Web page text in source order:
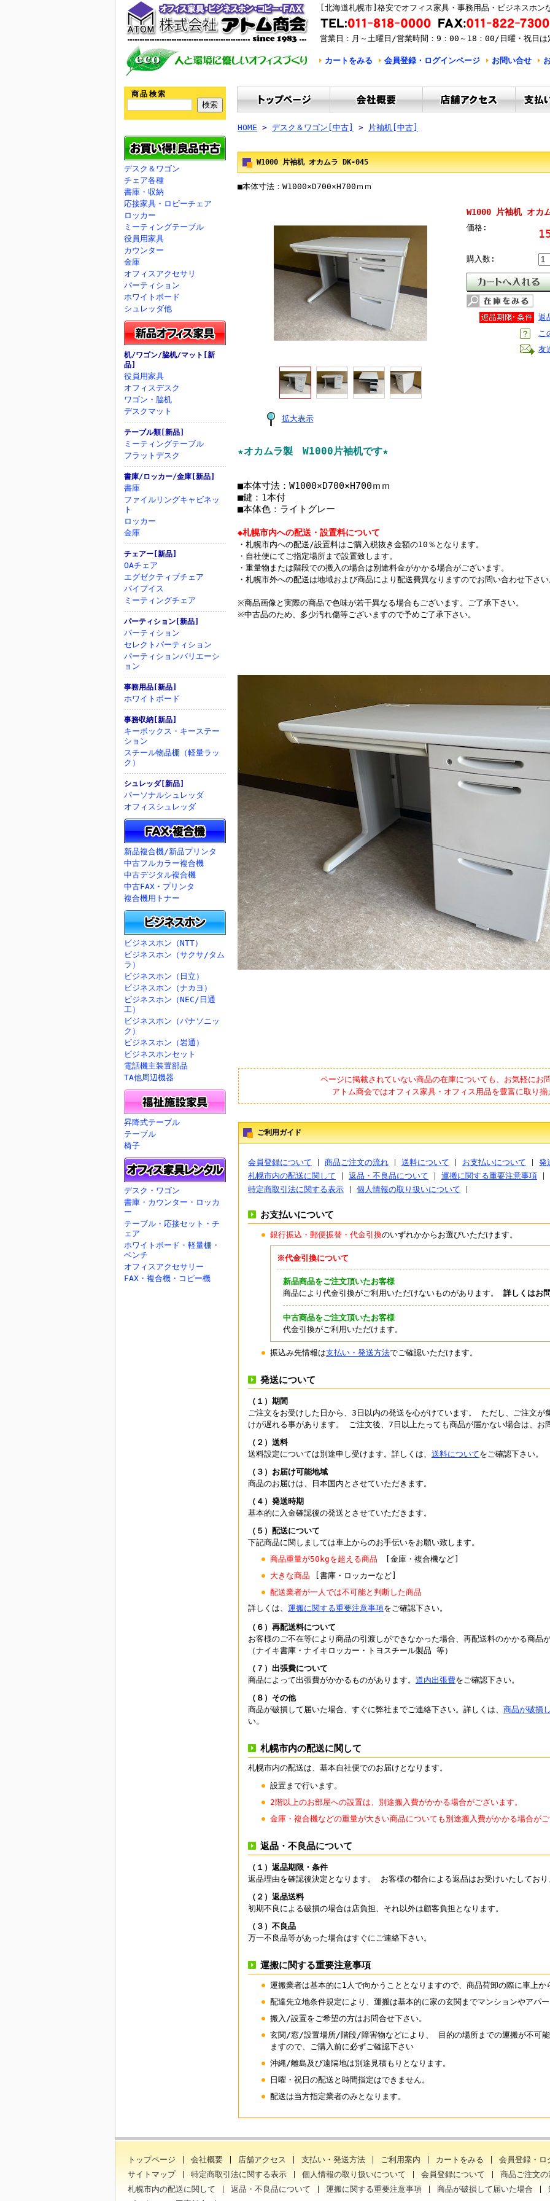
[北海道札幌市]格安でオフィス家具・事務用品・ビジネスホン
営業日：月～土曜日/営業時間：9：00～18：00/日曜・祝日は
カートをみる 会員登録・ログインページ お問い合せ
商品検索
デスク＆ワゴン
チェア各種
書庫・収納
応接家具・ロビーチェア
ロッカー
ミーティングテーブル
役員用家具
カウンター
金庫
オフィスアクセサリ
パーティション
ホワイトボード
シュレッダ他
机/ワゴン/脇机/マット[新
品]
役員用家具
オフィスデスク
ワゴン・脇机
デスクマット
テーブル類[新品]
ミーティングテーブル
フラットデスク
書庫/ロッカー/金庫[新品]
書庫
ファイルリングキャビネッ
ト
ロッカー
金庫
チェアー[新品]
OAチェア
エグゼクティブチェア
パイプイス
ミーティングチェア
パーティション[新品]
パーティション
セレクトパーティション
パーティションバリエーシ
ョン
事務用品[新品]
ホワイトボード
事務収納[新品]
キーボックス・キーステー
ション
スチール物品棚（軽量ラッ
ク）
シュレッダ[新品]
パーソナルシュレッダ
オフィスシュレッダ
新品複合機/新品プリンタ
中古フルカラー複合機
中古デジタル複合機
中古FAX・プリンタ
複合機用トナー
ビジネスホン（NTT）
ビジネスホン（サクサ/タム
ラ）
ビジネスホン（日立）
ビジネスホン（ナカヨ）
ビジネスホン（NEC/日通
工）
ビジネスホン（パナソニッ
ク）
ビジネスホン（岩通）
ビジネスホンセット
電話機主装置部品
TA他周辺機器
昇降式テーブル
テーブル
椅子
デスク・ワゴン
書庫・カウンター・ロッカ
ー
テーブル・応接セット・チ
ェア
ホワイトボード・軽量棚・
ベンチ
オフィスアクセサリー
FAX・複合機・コピー機
HOME > デスク＆ワゴン[中古] > 片袖机[中古]
W1000 片袖机 オカムラ DK-045
■本体寸法：W1000×D700×H700ｍｍ
拡大表示
W1000 片袖机 オカ
価格:
購入数:
返
こ
友
★オカムラ製 W1000片袖机です★
■本体寸法：W1000×D700×H700ｍｍ
■鍵：1本付
■本体色：ライトグレー
◆札幌市内への配送・設置料について
・札幌市内への配送/設置料はご購入税抜き金額の10％となります。
・自社便にてご指定場所まで設置致します。
・重量物または階段での搬入の場合は別途料金がかかる場合がございます。
・札幌市外への配送は地域および商品により配送費異なりますのでお問い合わせ下さ
※商品画像と実際の商品で色味が若干異なる場合もございます。ご了承下さい。
※中古品のため、多少汚れ傷等ございますので予めご了承下さい。
ページに掲載されていない商品の在庫についても、お気軽にお
アトム商会ではオフィス家具・オフィス用品を豊富に取り
ご利用ガイド
会員登録について 商品ご注文の流れ 送料について お支払いについて
発
札幌市内の配送に関して
返品・不良品について
運搬に関する重要注意事項
特定商取引法に関する表示
個人情報の取り扱いについて
お支払いについて
銀行振込・郵便振替・代金引換のいずれかからお選びいただけます。
※代金引換について
新品商品をご注文頂いたお客様
商品により代金引換がご利用いただけないものがあります。 詳しくはお
中古商品をご注文頂いたお客様
代金引換がご利用いただけます。
振込み先情報は支払い・発送方法でご確認いただけます。
発送について
（１）期間
ご注文をお受けした日から、3日以内の発送を心がけています。 ただし、ご注文が
けが遅れる事があります。 ご注文後、7日以上たっても商品が届かない場合は、お
（２）送料
送料設定については別途申し受けます。詳しくは、 送料についてをご確認下さい。
（３）お届け可能地域
商品のお届けは、日本国内とさせていただきます。
（４）発送時期
基本的に入金確認後の発送とさせていただきます。
（５）配送について
下記商品に関しましては車上からのお手伝いをお願い致します。
商品重量が50kgを超える商品 [金庫・複合機など]
大きな商品 [書庫・ロッカーなど]
配送業者が一人では不可能と判断した商品
詳しくは、 運搬に関する重要注意事項をご確認下さい。
（６）再配送料について
お客様のご不在等により商品の引渡しができなかった場合、再配送料のかかる商品
（ナイキ書庫・ナイキロッカー・トヨスチール製品 等）
（７）出張費について
商品によって出張費がかかるものがあります。 道内出張費をご確認下さい。
（８）その他
商品が破損して届いた場合、すぐに弊社までご連絡下さい。詳しくは、 商品が破損
い。
札幌市内の配送に関して
札幌市内の配送は、基本自社便でのお届けとなります。
設置まで行います。
2階以上のお部屋への設置は、別途搬入費がかかる場合がございます。
金庫・複合機などの重量が大きい商品についても別途搬入費がかかる場合が
返品・不良品について
（１）返品期限・条件
返品理由を確認後決定となります。 お客様の都合による返品はお受けいたしてお
（２）返品送料
初期不良による破損の場合は店負担、それ以外は顧客負担となります。
（３）不良品
万一不良品等があった場合はすぐにご連絡下さい。
運搬に関する重要注意事項
運搬業者は基本的に1人で向かうこととなりますので、商品荷卸の際に車上
配達先立地条件規定により、運搬は基本的に家の玄関までマンションやアパ
搬入/設置をご希望の方はお問合せ下さい。
玄関/窓/設置場所/階段/障害物などにより、 目的の場所までの運搬が不可
ますので、ご購入前に必ずご確認下さい
沖縄/離島及び遠隔地は別途見積もりとなります。
日曜・祝日の配送と時間指定はできません。
配送は当方指定業者のみとなります。
トップページ 会社概要 店舗アクセス 支払い・発送方法 ご利用案内 カートをみる
会員登録・ロ
サイトマップ
特定商取引法に関する表示 個人情報の取り扱いについて 会員登録について
商品ご注文の
札幌市内の配送に関して
返品・不良品について 運搬に関する重要注意事項 商品が破損して届いた場合